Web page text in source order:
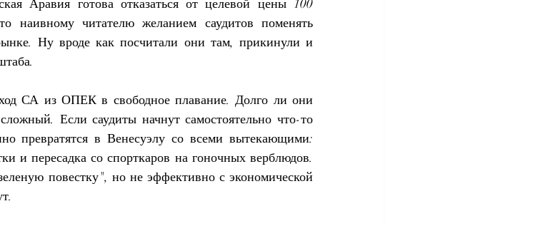
Аравия готова отказаться от целевой цены 100
наивному читателю желанием саудитов поменять
Ну вроде как посчитали они там, прикинули и
СА из ОПЕК в свободное плавание. Долго ли они
Если саудиты начнут самостоятельно что-то
превратятся в Венесуэлу со всеми вытекающими:
и пересадка со спорткаров на гоночных верблюдов.
повестку", но не эффективно с экономической